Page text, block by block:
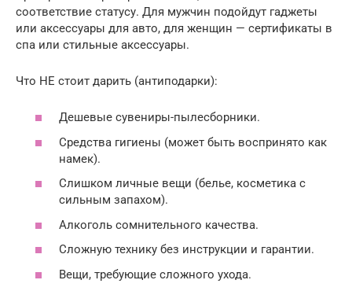
соответствие статусу. Для мужчин подойдут гаджеты
или аксессуары для авто, для женщин — сертификаты в
спа или стильные аксессуары.
Что НЕ стоит дарить (антиподарки):
Дешевые сувениры-пылесборники.
Средства гигиены (может быть воспринято как
намек).
Слишком личные вещи (белье, косметика с
сильным запахом).
Алкоголь сомнительного качества.
Сложную технику без инструкции и гарантии.
Вещи, требующие сложного ухода.